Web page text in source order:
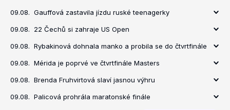
09.08. Gauffová zastavila jízdu ruské teenagerky
09.08. 22 Čechů si zahraje US Open
09.08. Rybakinová dohnala manko a probila se do čtvrtfinále
09.08. Mérida je poprvé ve čtvrtfinále Masters
09.08. Brenda Fruhvirtová slaví jasnou výhru
09.08. Palicová prohrála maratonské finále